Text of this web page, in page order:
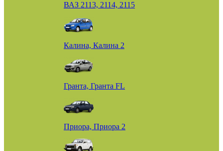
ВАЗ 2113, 2114, 2115
Калина, Калина 2
Гранта, Гранта FL
Приора, Приора 2